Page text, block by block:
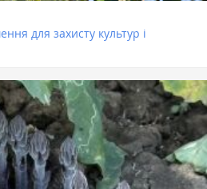
для захисту культур і